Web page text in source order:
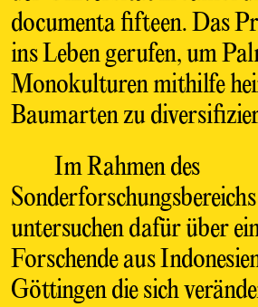
documenta fifteen. Das
ins Leben gerufen, um
Monokulturen mithilfe
Baumarten zu
Im Rahmen des
untersuchen dafür über
Forschende aus
Göttingen die sich